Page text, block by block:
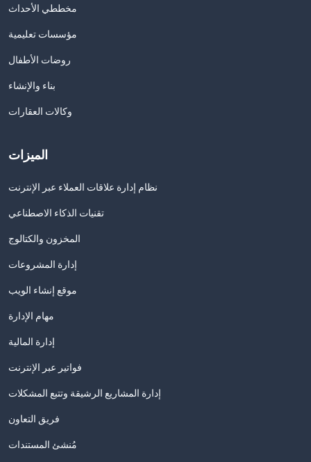
مخططي الأحداث
مؤسسات تعليمية
روضات الأطفال
بناء والإنشاء
وكالات العقارات
الميزات
نظام إدارة علاقات العملاء عبر الإنترنت
تقنيات الذكاء الاصطناعي
المخزون والكتالوج
إدارة المشروعات
موقع إنشاء الويب
مهام الإدارة
إدارة المالية
فواتير عبر الإنترنت
إدارة المشاريع الرشيقة وتتبع المشكلات
فريق التعاون
مُنشئ المستندات